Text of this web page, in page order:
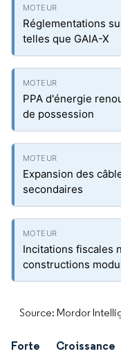
Réglementations
telles que GAIA-X
PPA d'énergie
de possession
Expansion des
secondaires
Incitations fiscales
constructions
Source: Mordor
Forte